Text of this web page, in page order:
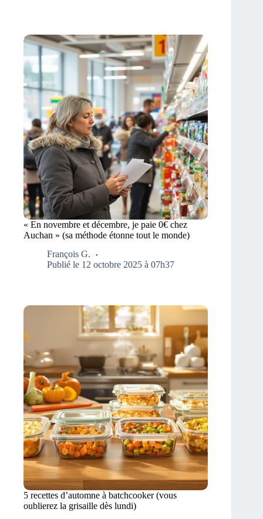
« En novembre et décembre, je paie 0€ chez
Auchan » (sa méthode étonne tout le monde)
François G.
Publié le 12 octobre 2025 à 07h37
5 recettes d’automne à batchcooker (vous
oublierez la grisaille dès lundi)